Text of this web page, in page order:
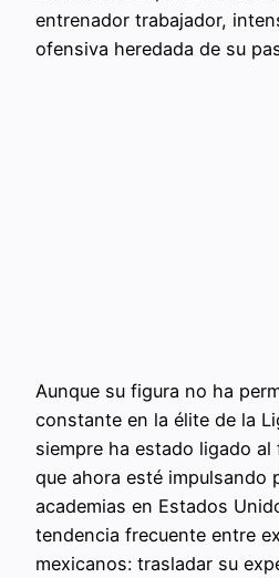
entrenador trabajador,
ofensiva heredada de su
Aunque su figura no ha
constante en la élite de la
siempre ha estado ligado
que ahora esté impulsando
academias en Estados
tendencia frecuente entre
mexicanos: trasladar su